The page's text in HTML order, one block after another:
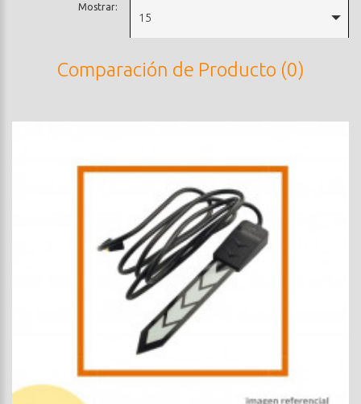
Mostrar:
15
Comparación de Producto (0)